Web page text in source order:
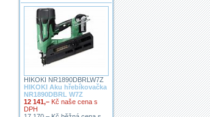
HIKOKI NR1890DBRLW7Z
HIKOKI Aku hřebíkovačka
NR1890DBRL W7Z
12 141,– Kč naše cena s
DPH